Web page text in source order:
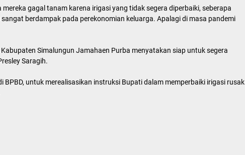
gagal tanam karena irigasi yang tidak segera diperbaiki, seberapa
berdampak pada perekonomian keluarga. Apalagi di masa pandemi
Simalungun Jamahaen Purba menyatakan siap untuk segera
Saragih.
BPBD, untuk merealisasikan instruksi Bupati dalam memperbaiki irigasi rusak